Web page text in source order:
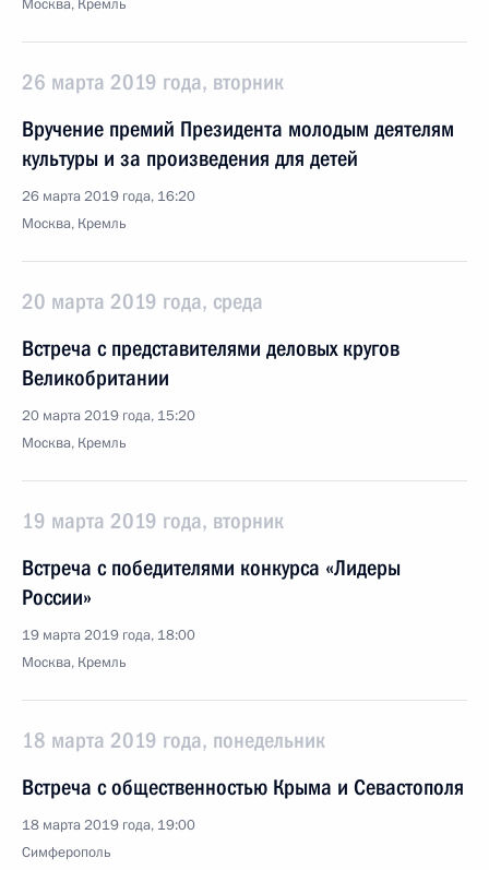
Москва, Кремль
26 марта 2019 года, вторник
Вручение премий Президента молодым деятелям
культуры и за произведения для детей
26 марта 2019 года, 16:20
Москва, Кремль
20 марта 2019 года, среда
Встреча с представителями деловых кругов
Великобритании
20 марта 2019 года, 15:20
Москва, Кремль
19 марта 2019 года, вторник
Встреча с победителями конкурса «Лидеры
России»
19 марта 2019 года, 18:00
Москва, Кремль
18 марта 2019 года, понедельник
Встреча с общественностью Крыма и Севастополя
18 марта 2019 года, 19:00
Симферополь